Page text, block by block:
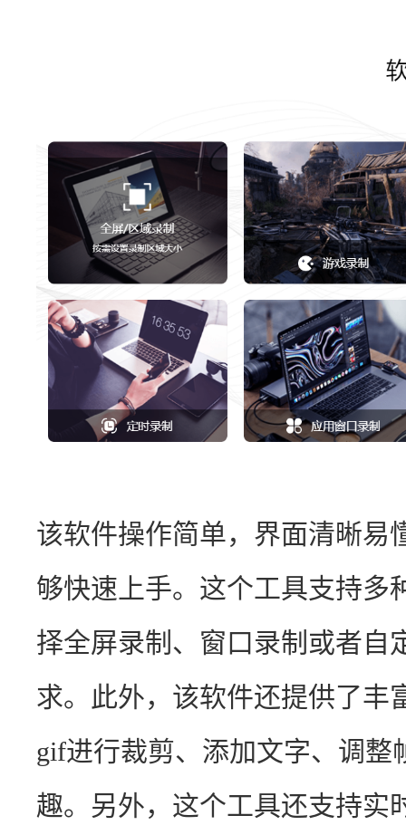
该软件操作简单，界面清晰易
够快速上手。这个工具支持多
择全屏录制、窗口录制或者自
求。此外，该软件还提供了丰
gif进行裁剪、添加文字、调
趣。另外，这个工具还支持实